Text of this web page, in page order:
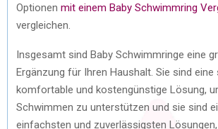
Optionen mit einem Baby Schwimmring
vergleichen.
Insgesamt sind Baby Schwimmringe eine
Ergänzung für Ihren Haushalt. Sie sind eine
komfortable und kostengünstige Lösung,
Schwimmen zu unterstützen und sie sind
einfachsten und zuverlässigsten